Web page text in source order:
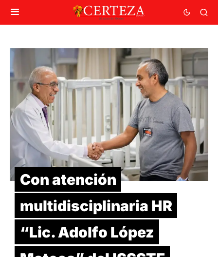
Con atención
multidisciplinaria HR
“Lic. Adolfo López